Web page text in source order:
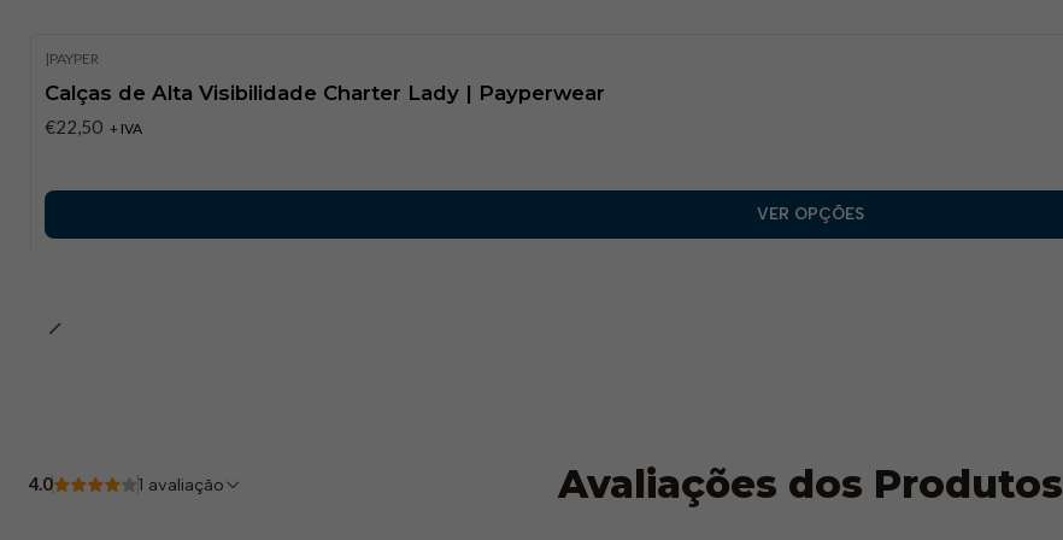
|PAYPER
Calças de Alta Visibilidade Charter Lady | Payperwear​
€22,50 + IVA
VER OPÇÕES
Avaliações dos Produtos
4.0 1 avaliação